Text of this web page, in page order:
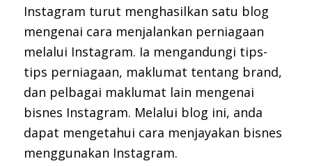
Instagram turut menghasilkan satu blog
mengenai cara menjalankan perniagaan
melalui Instagram. Ia mengandungi tips-
tips perniagaan, maklumat tentang brand,
dan pelbagai maklumat lain mengenai
bisnes Instagram. Melalui blog ini, anda
dapat mengetahui cara menjayakan bisnes
menggunakan Instagram.